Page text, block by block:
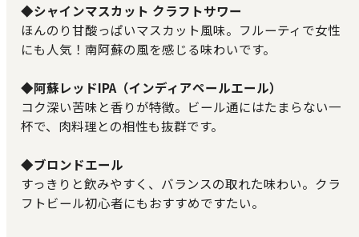
◆シャインマスカット クラフトサワー
ほんのり甘酸っぱいマスカット風味。フルーティで女性
にも人気！南阿蘇の風を感じる味わいです。
◆阿蘇レッドIPA（インディアペールエール）
コク深い苦味と香りが特徴。ビール通にはたまらない一
杯で、肉料理との相性も抜群です。
◆ブロンドエール
すっきりと飲みやすく、バランスの取れた味わい。クラ
フトビール初心者にもおすすめですたい。